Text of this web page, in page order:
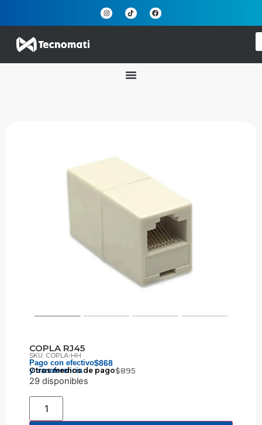
COPLA RJ45
SKU: COPLA-HH
Pago con efectivo
y transferencia
$868
Otros medios de pago$895
29 disponibles